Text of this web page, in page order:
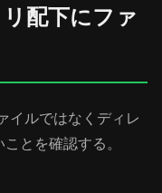
配下にファ
イルではなくディレ
とを確認する。